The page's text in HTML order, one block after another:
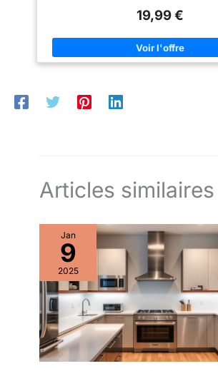
Réparabilité 15 ans, Garantie 2 ans
19,99 €
Articles similaires
Jan
9
2025